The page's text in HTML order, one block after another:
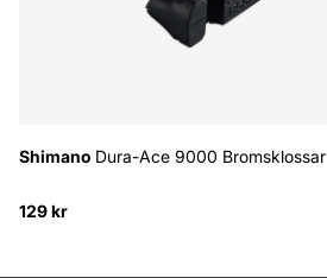
Shimano Dura-Ace 9000 Bromsklossar
129 kr